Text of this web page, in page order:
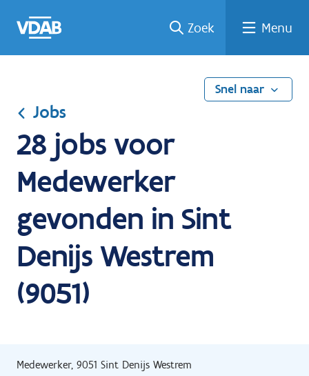
naar
een
een
job
naar
Zoek Menu
Snel naar
Jobs
28 jobs voor
Medewerker
gevonden in Sint
Denijs Westrem
(9051)
Medewerker, 9051 Sint Denijs Westrem